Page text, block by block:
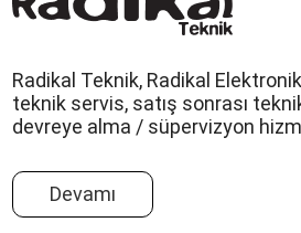
Radikal Teknik, Radikal
teknik servis, satış sonrası
devreye alma / süpervizyon
Devamı